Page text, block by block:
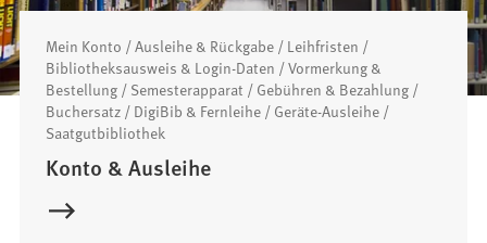
Mein Konto / Ausleihe & Rückgabe / Leihfristen /
Bibliotheksausweis & Login-Daten / Vormerkung &
Bestellung / Semesterapparat / Gebühren & Bezahlung /
Buchersatz / DigiBib & Fernleihe / Geräte-Ausleihe /
Saatgutbibliothek
Konto & Ausleihe